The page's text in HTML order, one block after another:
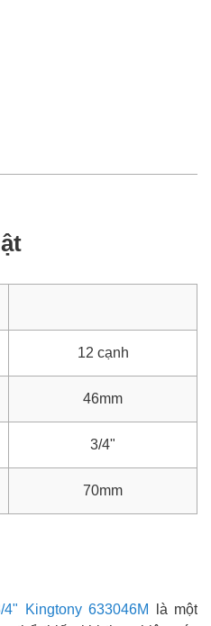
12 cạnh
46mm
3/4"
70mm
Kingtony 633046M
là một